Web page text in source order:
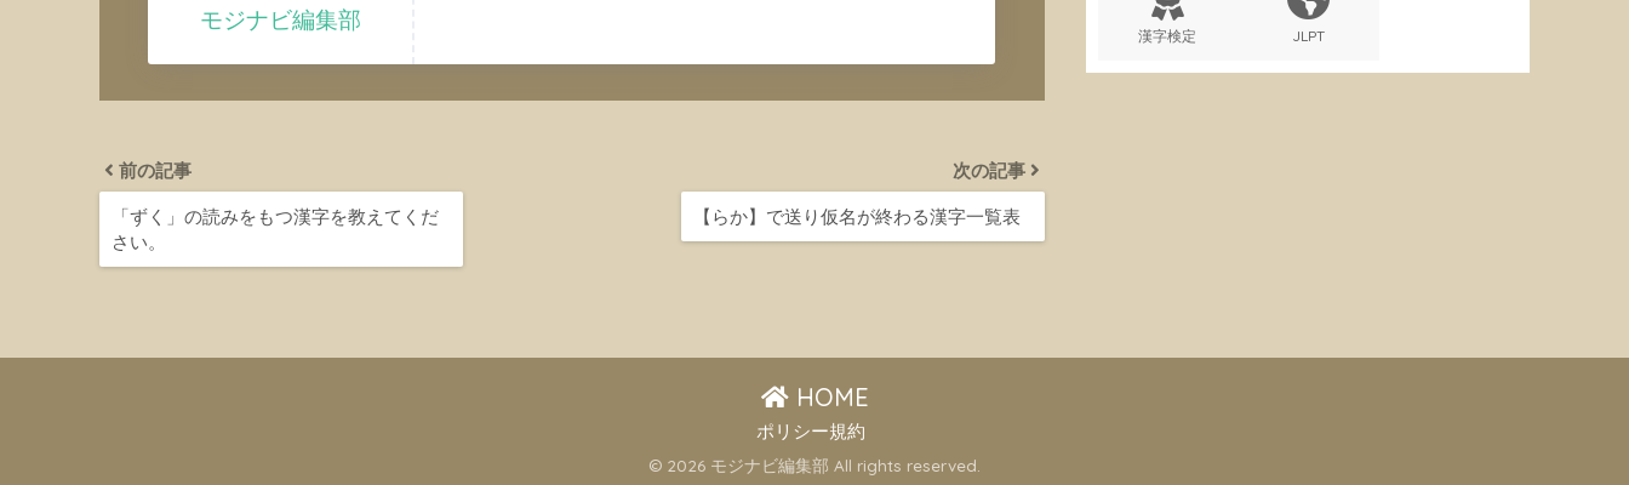
モジナビ編集部
前の記事
「ずく」の読みをもつ漢字を教えてくだ
さい。
次の記事
【らか】で送り仮名が終わる漢字一覧表
漢字検定 JLPT
HOME
ポリシー規約
© 2026 モジナビ編集部 All rights reserved.